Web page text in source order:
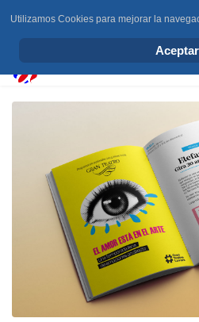
Utilizamos Cookies para mejorar la
Aceptar